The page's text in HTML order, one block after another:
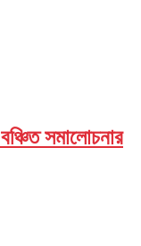
সমালোচনার